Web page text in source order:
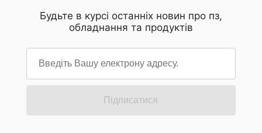
геймінгу, професійного рендерингу та
вимогливих творчих завдань, де дійсно
Raider оснащений системою охолодження
презентацій. Тепер він має підтримувати
роботу упродовж усього робочого дня,
використанням штучного інтелекту — і все
висвітлюються ключові фактори, які справді
Будьте в курсі останніх новин про пз,
обладнання та продуктів
Підписатися